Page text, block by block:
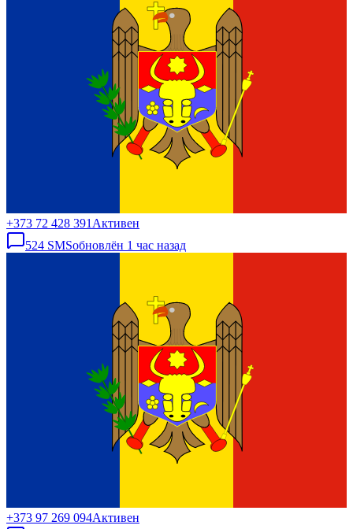
+373 72 428 391 Активен
524 SMSобновлён 1 час назад
+373 97 269 094Активен